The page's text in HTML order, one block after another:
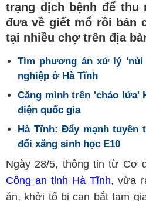
trạng dịch bệnh để
đưa về giết mổ rồi bán
tại nhiều chợ trên địa
Tìm phương án xử lý 'núi
nghiệp ở Hà Tĩnh
Căng mình trên 'chảo lửa'
điện quốc gia
Hà Tĩnh: Đẩy mạnh tuyên
đổi xăng sinh học E10
Ngày 28/5, thông tin từ Cơ
Công an tỉnh Hà Tĩnh, vừa
án, khởi tố bị can bắt tạm